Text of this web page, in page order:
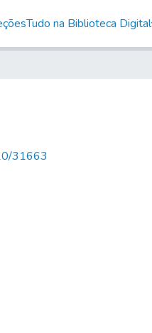
Tudo na Biblioteca Digital
31663